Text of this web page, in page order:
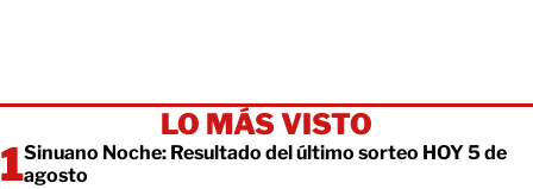
LO MÁS VISTO
Sinuano Noche: Resultado del último sorteo HOY 5 de
agosto